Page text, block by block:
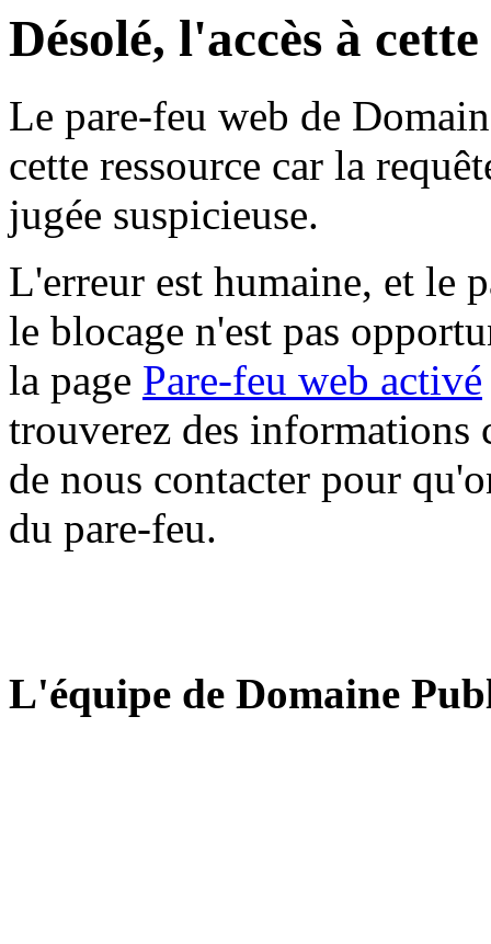
Désolé, l'accès à
Le pare-feu web de
cette ressource car la
jugée suspicieuse.
L'erreur est humaine, et le
le blocage n'est pas
la page Pare-feu web activé
trouverez des informations
de nous contacter pour
du pare-feu.
L'équipe de Domaine